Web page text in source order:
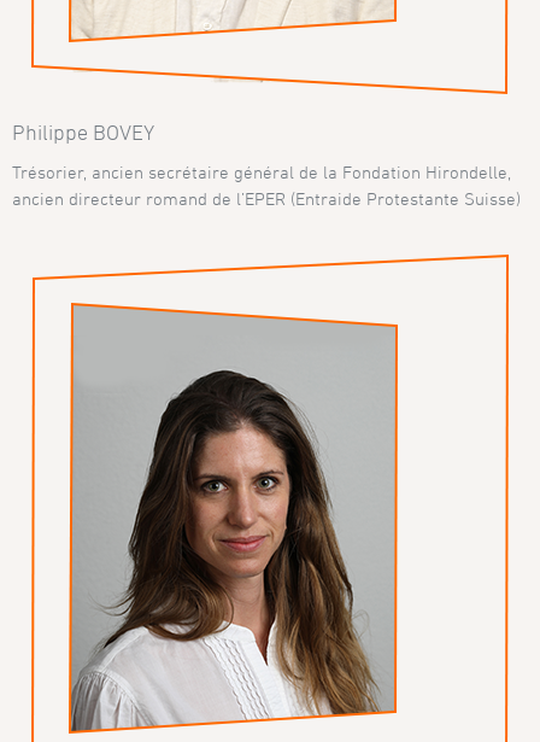
Philippe BOVEY
Trésorier, ancien secrétaire général de la Fondation Hirondelle,
ancien directeur romand de l’EPER (Entraide Protestante Suisse)